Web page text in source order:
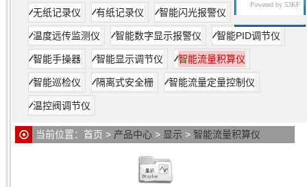
无纸记录仪 有纸记录仪 智能闪光报警仪
温度远传监测仪 智能数字显示报警仪 智能PID调节仪
智能手操器 智能显示调节仪 智能流量积算仪
智能巡检仪 隔离式安全栅 智能流量定量控制仪
温控阀调节仪
当前位置： 首页 > 产品中心 > 显示 > 智能流量积算仪
与各种流量传感器或变送器、温度传感器或变
送器和压力变送器配合使用，可对各种液体、蒸汽、天然气、
适用于自来水、油、液体、固态流体等无需补
偿的工业过程流量参数的测量、显示、控制和计量积算。可接
Powered by 53KF